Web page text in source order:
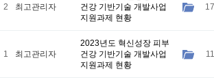
2 최고관리자
건강 기반기술 개발사업
지원과제 현황
1 최고관리자
2023년도 혁신성장 피부
건강 기반기술 개발사업
지원과제 현황